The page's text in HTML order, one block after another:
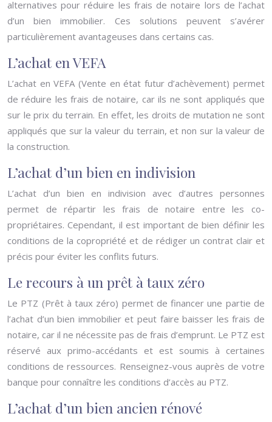
alternatives pour réduire les frais de notaire lors de l’achat
d’un bien immobilier. Ces solutions peuvent s’avérer
particulièrement avantageuses dans certains cas.
L’achat en VEFA
L’achat en VEFA (Vente en état futur d’achèvement) permet
de réduire les frais de notaire, car ils ne sont appliqués que
sur le prix du terrain. En effet, les droits de mutation ne sont
appliqués que sur la valeur du terrain, et non sur la valeur de
la construction.
L’achat d’un bien en indivision
L’achat d’un bien en indivision avec d’autres personnes
permet de répartir les frais de notaire entre les co-
propriétaires. Cependant, il est important de bien définir les
conditions de la copropriété et de rédiger un contrat clair et
précis pour éviter les conflits futurs.
Le recours à un prêt à taux zéro
Le PTZ (Prêt à taux zéro) permet de financer une partie de
l’achat d’un bien immobilier et peut faire baisser les frais de
notaire, car il ne nécessite pas de frais d’emprunt. Le PTZ est
réservé aux primo-accédants et est soumis à certaines
conditions de ressources. Renseignez-vous auprès de votre
banque pour connaître les conditions d’accès au PTZ.
L’achat d’un bien ancien rénové